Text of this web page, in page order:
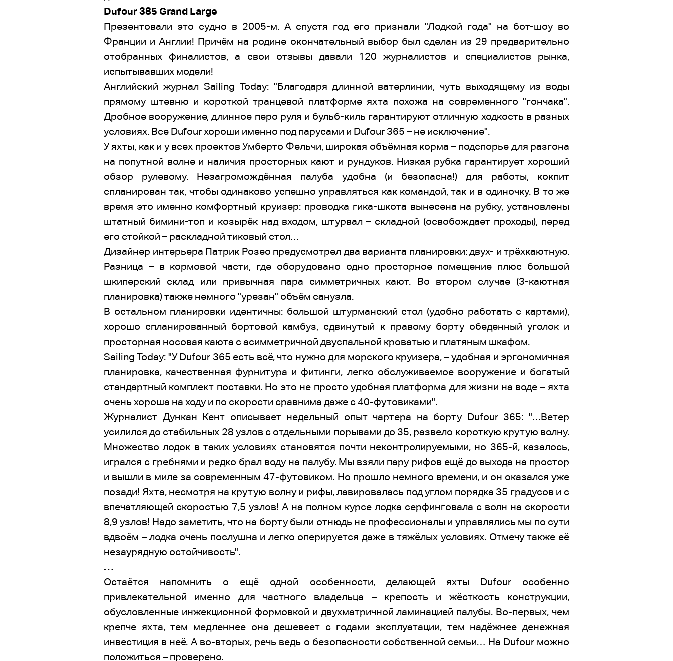
Dufour 385 Grand Large
Презентовали это судно в 2005-м. А спустя год его признали "Лодкой года" на бот-шоу во
Франции и Англии! Причём на родине окончательный выбор был сделан из 29 предварительно
отобранных финалистов, а свои отзывы давали 120 журналистов и специалистов рынка,
испытывавших модели!
Английский журнал Sailing Today: "Благодаря длинной ватерлинии, чуть выходящему из воды
прямому штевню и короткой транцевой платформе яхта похожа на современного "гончака".
Дробное вооружение, длинное перо руля и бульб-киль гарантируют отличную ходкость в разных
условиях. Все Dufour хороши именно под парусами и Dufour 365 – не исключение".
У яхты, как и у всех проектов Умберто Фельчи, широкая объёмная корма – подспорье для разгона
на попутной волне и наличия просторных кают и рундуков. Низкая рубка гарантирует хороший
обзор рулевому. Незагромождённая палуба удобна (и безопасна!) для работы, кокпит
спланирован так, чтобы одинаково успешно управляться как командой, так и в одиночку. В то же
время это именно комфортный круизер: проводка гика-шкота вынесена на рубку, установлены
штатный бимини-топ и козырёк над входом, штурвал – складной (освобождает проходы), перед
его стойкой – раскладной тиковый стол…
Дизайнер интерьера Патрик Розео предусмотрел два варианта планировки: двух- и трёхкаютную.
Разница – в кормовой части, где оборудовано одно просторное помещение плюс большой
шкиперский склад или привычная пара симметричных кают. Во втором случае (3-каютная
планировка) также немного "урезан" объём санузла.
В остальном планировки идентичны: большой штурманский стол (удобно работать с картами),
хорошо спланированный бортовой камбуз, сдвинутый к правому борту обеденный уголок и
просторная носовая каюта с асимметричной двуспальной кроватью и платяным шкафом.
Sailing Today: "У Dufour 365 есть всё, что нужно для морского круизера, – удобная и эргономичная
планировка, качественная фурнитура и фитинги, легко обслуживаемое вооружение и богатый
стандартный комплект поставки. Но это не просто удобная платформа для жизни на воде – яхта
очень хороша на ходу и по скорости сравнима даже с 40-футовиками".
Журналист Дункан Кент описывает недельный опыт чартера на борту Dufour 365: "…Ветер
усилился до стабильных 28 узлов с отдельными порывами до 35, развело короткую крутую волну.
Множество лодок в таких условиях становятся почти неконтролируемыми, но 365-й, казалось,
игрался с гребнями и редко брал воду на палубу. Мы взяли пару рифов ещё до выхода на простор
и вышли в миле за современным 47-футовиком. Но прошло немного времени, и он оказался уже
позади! Яхта, несмотря на крутую волну и рифы, лавировалась под углом порядка 35 градусов и с
впечатляющей скоростью 7,5 узлов! А на полном курсе лодка серфинговала с волн на скорости
8,9 узлов! Надо заметить, что на борту были отнюдь не профессионалы и управлялись мы по сути
вдвоём – лодка очень послушна и легко оперируется даже в тяжёлых условиях. Отмечу также её
незаурядную остойчивость".
…
Остаётся напомнить о ещё одной особенности, делающей яхты Dufour особенно
привлекательной именно для частного владельца – крепость и жёсткость конструкции,
обусловленные инжекционной формовкой и двухматричной ламинацией палубы. Во-первых, чем
крепче яхта, тем медленнее она дешевеет с годами эксплуатации, тем надёжнее денежная
инвестиция в неё. А во-вторых, речь ведь о безопасности собственной семьи… На Dufour можно
положиться – проверено.